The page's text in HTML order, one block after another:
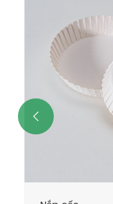
Xem thêm >>
